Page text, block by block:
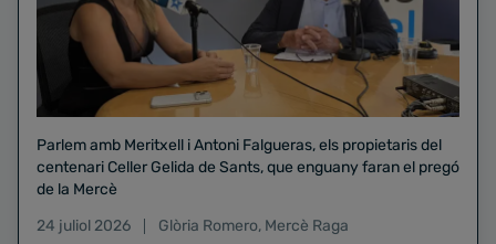
Parlem amb Meritxell i Antoni Falgueras, els propietaris del
centenari Celler Gelida de Sants, que enguany faran el pregó
de la Mercè
24 juliol 2026
Glòria Romero, Mercè Raga